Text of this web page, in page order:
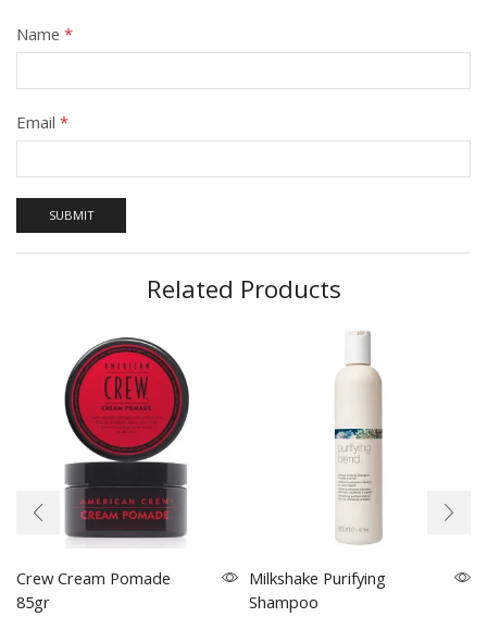
Name *
Email *
Related Products
Crew Cream Pomade
85gr
Milkshake Purifying
Shampoo